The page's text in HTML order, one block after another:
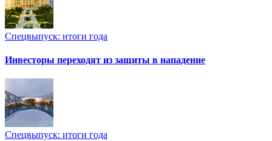
Спецвыпуск: итоги года
Инвесторы переходят из защиты в нападение
Спецвыпуск: итоги года